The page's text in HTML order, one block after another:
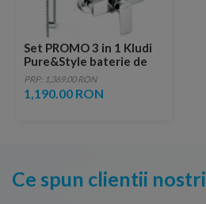
Set PROMO 3 in 1 Kludi
Pure&Style baterie de
lavoar, baterie de dus si
set de dus
PRP: 1,369.00 RON
1,190.00 RON
Ce spun clientii nostri